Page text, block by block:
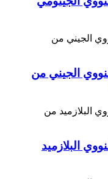
الجيني من
البلازميد